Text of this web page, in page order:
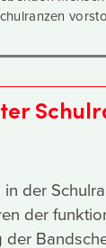
der
der
der